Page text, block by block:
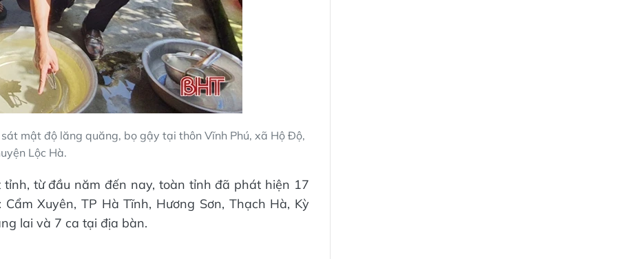
mật độ lăng quăng, bọ gậy tại thôn Vĩnh Phú, xã Hộ Độ,
Lộc Hà.
từ đầu năm đến nay, toàn tỉnh đã phát hiện 17
Xuyên, TP Hà Tĩnh, Hương Sơn, Thạch Hà, Kỳ
lai và 7 ca tại địa bàn.